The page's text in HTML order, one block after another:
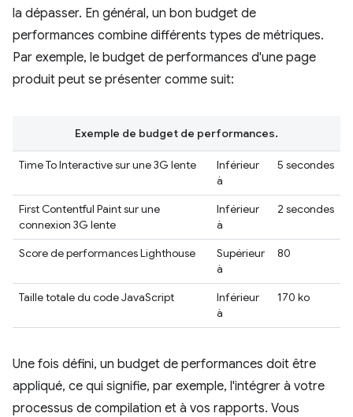
la dépasser. En général, un bon budget de
performances combine différents types de métriques.
Par exemple, le budget de performances d'une page
produit peut se présenter comme suit:
Time To Interactive sur une 3G lente
Inférieur
à
5 secondes
First Contentful Paint sur une
connexion 3G lente
Inférieur
à
2 secondes
Score de performances Lighthouse
Supérieur
à
80
Taille totale du code JavaScript
Inférieur
à
170 ko
Exemple de budget de performances.
Une fois défini, un budget de performances doit être
appliqué, ce qui signifie, par exemple, l'intégrer à votre
processus de compilation et à vos rapports. Vous